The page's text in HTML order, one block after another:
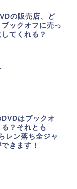
の販売店、ど
ックオフに売っ
てくれる？
はブックオ
？それとも
レン落ち全ジャ
きます！